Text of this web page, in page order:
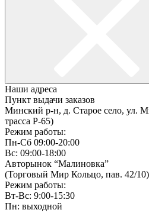
Наши адреса
Пункт выдачи заказов
Минский р-н, д. Старое село, ул.
трасса P-65)
Режим работы:
Пн-Сб 09:00-20:00
Вс: 09:00-18:00
Авторынок “Малиновка”
(Торговый Мир Кольцо, пав. 42/10)
Режим работы:
Вт-Вс: 9:00-15:30
Пн: выходной